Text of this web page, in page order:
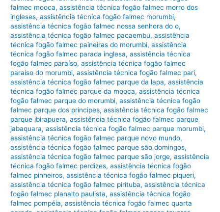
falmec mooca,assistência técnica fogão falmec morro dos
ingleses,assistência técnica fogão falmec morumbi,
assistência técnica fogão falmec nossa senhora do o,
assistência técnica fogão falmec pacaembu,assistência
técnica fogão falmec paineiras do morumbi,assistência
técnica fogão falmec parada inglesa,assistência técnica
fogão falmec paraíso,assistência técnica fogão falmec
paraíso do morumbi,assistência técnica fogão falmec pari,
assistência técnica fogão falmec parque da lapa,assistência
técnica fogão falmec parque da mooca,assistência técnica
fogão falmec parque do morumbi,assistência técnica fogão
falmec parque dos principes,assistência técnica fogão falmec
parque ibirapuera,assistência técnica fogão falmec parque
jabaquara,assistência técnica fogão falmec parque morumbi,
assistência técnica fogão falmec parque novo mundo,
assistência técnica fogão falmec parque são domingos,
assistência técnica fogão falmec parque são jorge,assistência
técnica fogão falmec perdizes,assistência técnica fogão
falmec pinheiros,assistência técnica fogão falmec piqueri,
assistência técnica fogão falmec pirituba,assistência técnica
fogão falmec planalto paulista,assistência técnica fogão
falmec pompéia,assistência técnica fogão falmec quarta